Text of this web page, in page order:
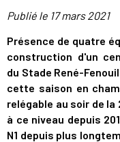
Publié le 17 mars 2021
Présence de quatre
construction d'un
du Stade René-
cette saison en
relégable au soir de la
à ce niveau depuis
N1 depuis plus